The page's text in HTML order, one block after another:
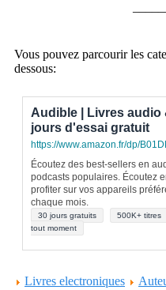
Vous pouvez parcourir les
dessous:
Audible | Livres audio
jours d'essai gratuit
https://www.amazon.fr/dp/
Écoutez des best-sellers en
podcasts populaires. Écoutez
profiter sur vos appareils
chaque mois.
30 jours gratuits 500K+ titres
tout moment
Livres electroniques